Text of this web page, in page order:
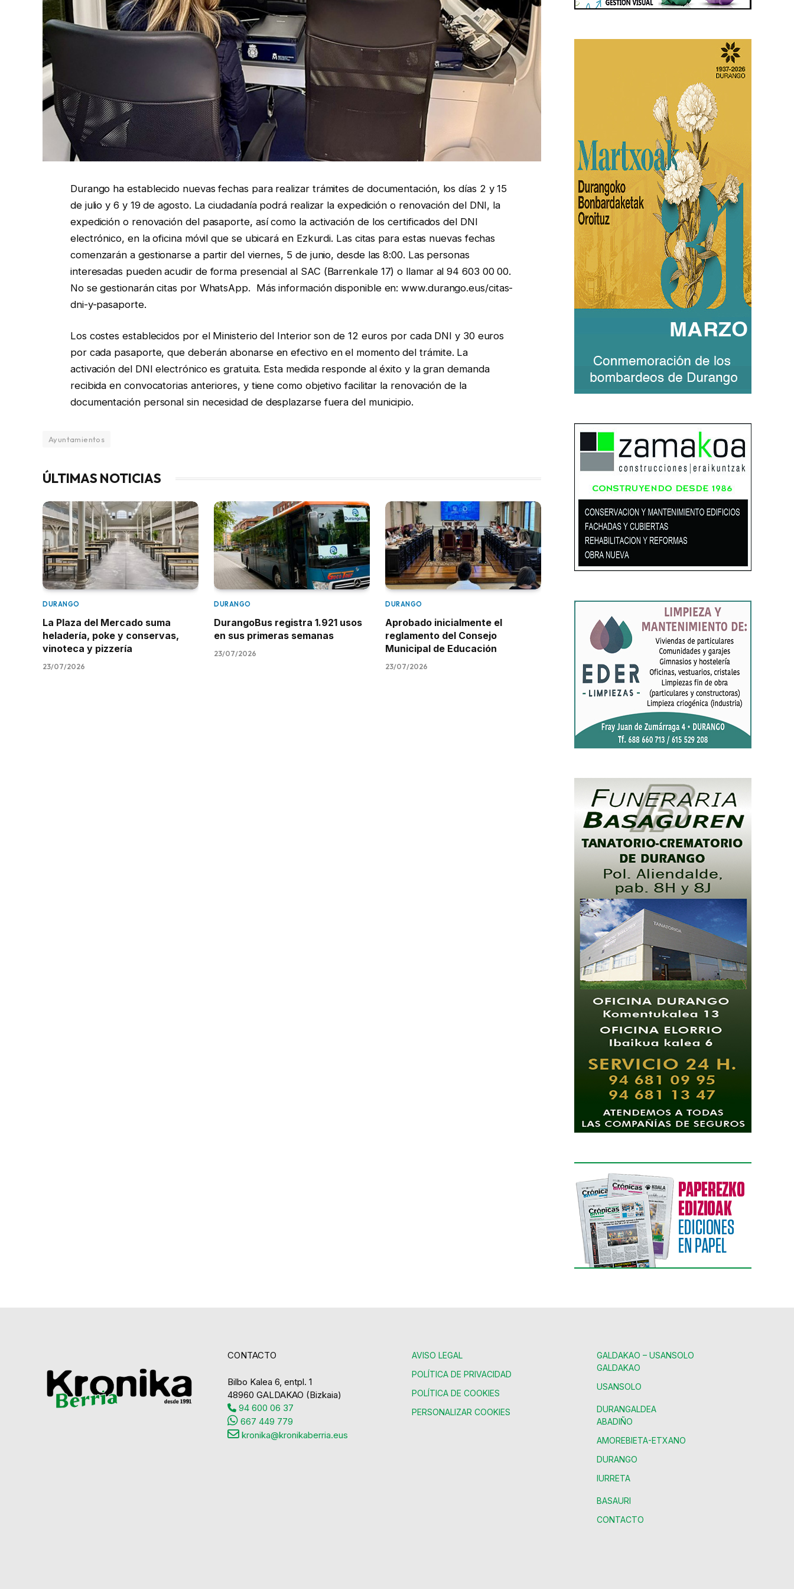
Durango ha establecido nuevas fechas para realizar trámites de documentación, los días 2 y 15
de julio y 6 y 19 de agosto. La ciudadanía podrá realizar la expedición o renovación del DNI, la
expedición o renovación del pasaporte, así como la activación de los certificados del DNI
electrónico, en la oficina móvil que se ubicará en Ezkurdi. Las citas para estas nuevas fechas
comenzarán a gestionarse a partir del viernes, 5 de junio, desde las 8:00. Las personas
interesadas pueden acudir de forma presencial al SAC (Barrenkale 17) o llamar al 94 603 00 00.
No se gestionarán citas por WhatsApp. Más información disponible en: www.durango.eus/citas-
dni-y-pasaporte.
Los costes establecidos por el Ministerio del Interior son de 12 euros por cada DNI y 30 euros
por cada pasaporte, que deberán abonarse en efectivo en el momento del trámite. La
activación del DNI electrónico es gratuita. Esta medida responde al éxito y la gran demanda
recibida en convocatorias anteriores, y tiene como objetivo facilitar la renovación de la
documentación personal sin necesidad de desplazarse fuera del municipio.
Ayuntamientos
ÚLTIMAS NOTICIAS
DURANGO
La Plaza del Mercado suma
heladería, poke y conservas,
vinoteca y pizzería
23/07/2026
DURANGO
DurangoBus registra 1.921 usos
en sus primeras semanas
23/07/2026
DURANGO
Aprobado inicialmente el
reglamento del Consejo
Municipal de Educación
23/07/2026
CONTACTO
Bilbo Kalea 6, entpl. 1
48960 GALDAKAO (Bizkaia)
94 600 06 37
667 449 779
kronika@kronikaberria.eus
AVISO LEGAL
POLÍTICA DE PRIVACIDAD
POLÍTICA DE COOKIES
PERSONALIZAR COOKIES
GALDAKAO – USANSOLO
GALDAKAO
USANSOLO
DURANGALDEA
ABADIÑO
AMOREBIETA-ETXANO
DURANGO
IURRETA
BASAURI
CONTACTO